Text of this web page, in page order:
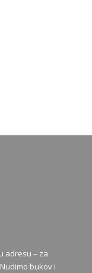
adresu – za
bukov i